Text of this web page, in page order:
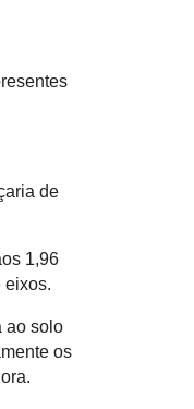
de
1,96
eixos.
ao solo
os